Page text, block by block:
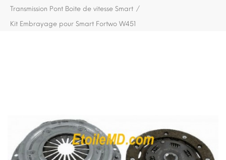
Transmission Pont Boite de vitesse Smart
Kit Embrayage pour Smart Fortwo W451